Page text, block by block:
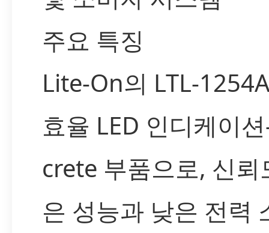
주요 특징
Lite-On의 LTL-
효율 LED 인디케이
crete 부품으로, 신뢰
은 성능과 낮은 전력